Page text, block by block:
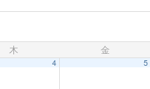
木 金
4 5